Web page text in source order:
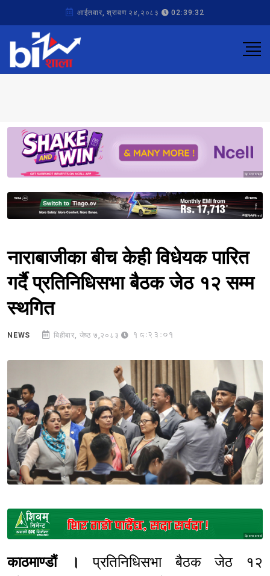
आईतवार, श्रावण २४,२०८३ 02:39:32
Sponsored
Sponsored
नाराबाजीका बीच केही विधेयक पारित
गर्दै प्रतिनिधिसभा बैठक जेठ १२ सम्म
स्थगित
NEWS बिहीबार, जेष्ठ ७,२०८३ 18:23:01
Sponsored
काठमाण्डौं ।
प्रतिनिधिसभा बैठक जेठ १२